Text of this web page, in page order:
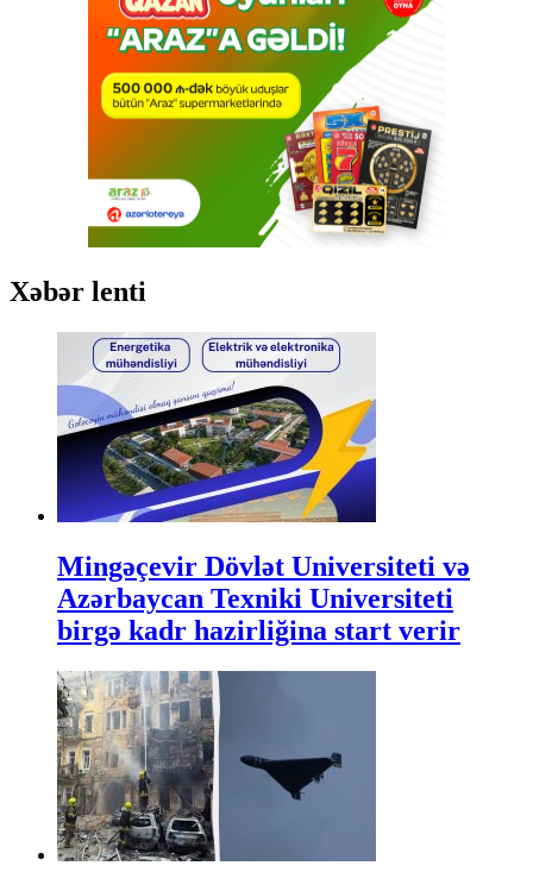
Xəbər lenti
Mingəçevir Dövlət Universiteti və
Azərbaycan Texniki Universiteti
birgə kadr hazirliğina start verir